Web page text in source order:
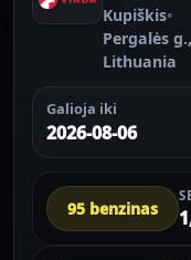
Kupiškis•
Pergalės
Lithuania
Galioja iki
2026-08-06
95 benzinas